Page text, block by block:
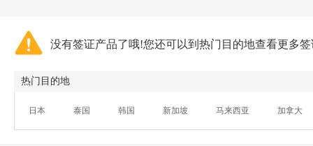
没有签证产品了哦!您还可以到热门目的地查看更多
热门目的地
日本 泰国 韩国 新加坡 马来西亚 加拿大